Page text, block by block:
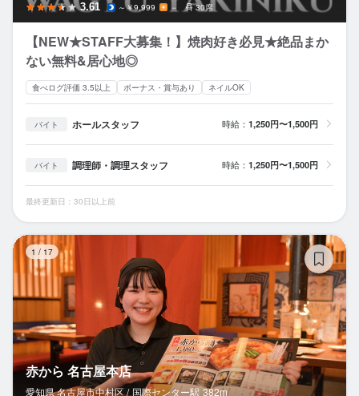
3.61 ～￥9,999 － 30席
【NEW★STAFF大募集！】焼肉好き必見★絶品まか
ない無料&居心地◎
食べログ評価 3.5以上 ボーナス・賞与あり ネイルOK
バイト ホールスタッフ 時給： 1,250円〜1,500円
バイト 調理師・調理スタッフ 時給： 1,250円〜1,500円
最終更新日：30日以上前
1 / 17
赤から 名古屋本店
愛知県 名古屋市中村区 / 国際センター駅 382m